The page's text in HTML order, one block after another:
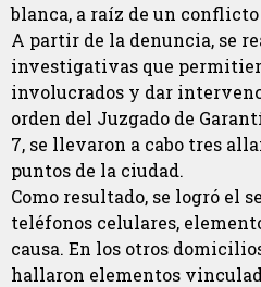
blanca, a raíz de un
A partir de la denuncia, se
investigativas que
involucrados y dar
orden del Juzgado de
7, se llevaron a cabo tres
puntos de la ciudad.
Como resultado, se logró el
teléfonos celulares,
causa. En los otros
hallaron elementos